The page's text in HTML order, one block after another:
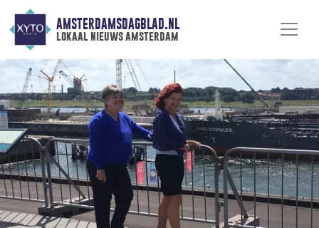
AMSTERDAMSDAGBLAD.NL
lokaal nieuws amsterdam